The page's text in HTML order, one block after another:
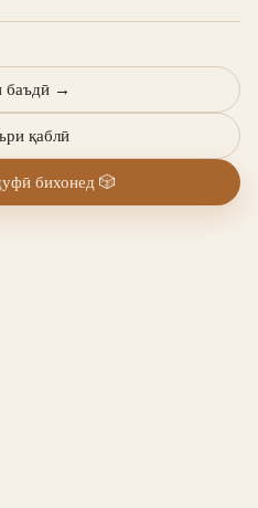
қаблӣ
→
бихонед 🎲